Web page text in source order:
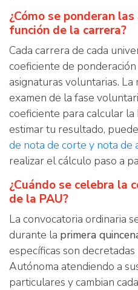
¿Cómo se ponderan
función de la carrera?
Cada carrera de cada
coeficiente de
asignaturas voluntarias.
examen de la fase
coeficiente para calcular la
estimar tu resultado,
de nota de corte y nota de
realizar el cálculo paso a
¿Cuándo se celebra la
de la PAU?
La convocatoria ordinaria
durante la primera
específicas son
Autónoma atendiendo a
particulares y cambian